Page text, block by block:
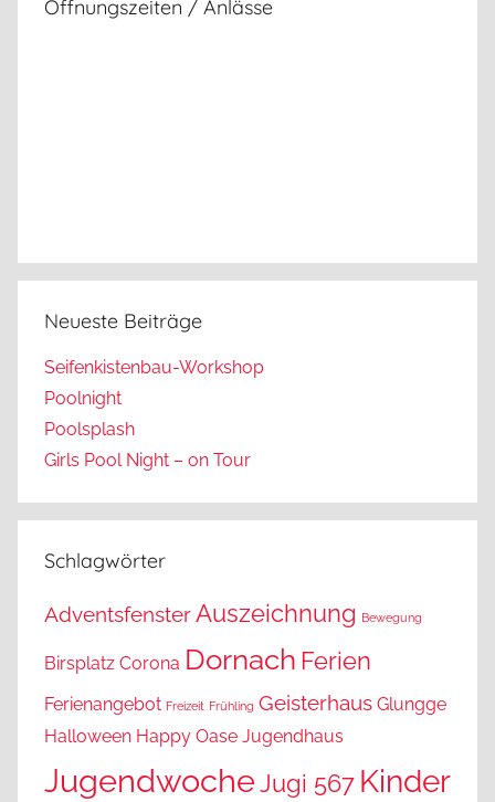
Öffnungszeiten / Anlässe
Neueste Beiträge
Seifenkistenbau-Workshop
Poolnight
Poolsplash
Girls Pool Night – on Tour
Schlagwörter
AdventsfensterAuszeichnung Bewegung
Birsplatz Corona Dornach Ferien
Ferienangebot Freizeit Frühling Geisterhaus Glungge
Halloween Happy Oase Jugendhaus
JugendwocheJugi 567 Kinder